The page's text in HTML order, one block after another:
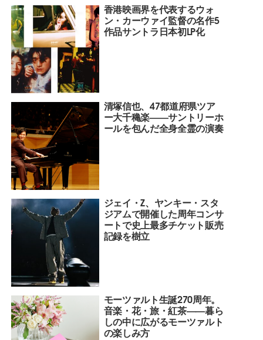
香港映画界を代表するウォ
ン・カーウァイ監督の名作5
作品サントラ日本初LP化
清塚信也、47都道府県ツア
ー大千穐楽――サントリーホ
ールを包んだ全身全霊の演奏
ジェイ・Z、ヤンキー・スタ
ジアムで開催した周年コンサ
ートで史上最多チケット販売
記録を樹立
モーツァルト生誕270周年。
音楽・花・旅・紅茶――暮ら
しの中に広がるモーツァルト
の楽しみ方